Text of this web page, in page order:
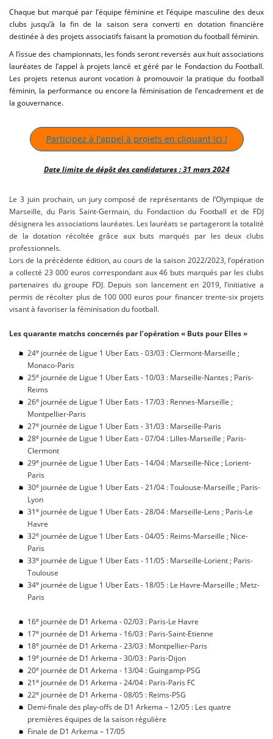
Chaque but marqué par l’équipe féminine et l’équipe masculine des deux
clubs jusqu’à la fin de la saison sera converti en dotation financière
destinée à des projets associatifs faisant la promotion du football féminin.
A l’issue des championnats, les fonds seront reversés aux huit associations
lauréates de l’appel à projets lancé et géré par le Fondaction du Football.
Les projets retenus auront vocation à promouvoir la pratique du football
féminin, la performance ou encore la féminisation de l’encadrement et de
la gouvernance.
Participez à l'appel à projets en cliquant ici !
Date limite de dépôt des candidatures : 31 mars 2024
Le 3 juin prochain, un jury composé de représentants de l’Olympique de
Marseille, du Paris Saint-Germain, du Fondaction du Football et de FDJ
désignera les associations lauréates. Les lauréats se partageront la totalité
de la dotation récoltée grâce aux buts marqués par les deux clubs
professionnels.
Lors de la précédente édition, au cours de la saison 2022/2023, l’opération
a collecté 23 000 euros correspondant aux 46 buts marqués par les clubs
partenaires du groupe FDJ. Depuis son lancement en 2019, l’initiative a
permis de récolter plus de 100 000 euros pour financer trente-six projets
visant à favoriser la féminisation du football.
Les quarante matchs concernés par l’opération « Buts pour Elles »
24e journée de Ligue 1 Uber Eats - 03/03 : Clermont-Marseille ;
Monaco-Paris
25e journée de Ligue 1 Uber Eats - 10/03 : Marseille-Nantes ; Paris-
Reims
26e journée de Ligue 1 Uber Eats - 17/03 : Rennes-Marseille ;
Montpellier-Paris
27e journée de Ligue 1 Uber Eats - 31/03 : Marseille-Paris
28e journée de Ligue 1 Uber Eats - 07/04 : Lilles-Marseille ; Paris-
Clermont
29e journée de Ligue 1 Uber Eats - 14/04 : Marseille-Nice ; Lorient-
Paris
30e journée de Ligue 1 Uber Eats - 21/04 : Toulouse-Marseille ; Paris-
Lyon
31e journée de Ligue 1 Uber Eats - 28/04 : Marseille-Lens ; Paris-Le
Havre
32e journée de Ligue 1 Uber Eats - 04/05 : Reims-Marseille ; Nice-
Paris
33e journée de Ligue 1 Uber Eats - 11/05 : Marseille-Lorient ; Paris-
Toulouse
34e journée de Ligue 1 Uber Eats - 18/05 : Le Havre-Marseille ; Metz-
Paris
16e journée de D1 Arkema - 02/03 : Paris-Le Havre
17e journée de D1 Arkema - 16/03 : Paris-Saint-Etienne
18e journée de D1 Arkema - 23/03 : Montpellier-Paris
19e journée de D1 Arkema - 30/03 : Paris-Dijon
20e journée de D1 Arkema - 13/04 : Guingamp-PSG
21e journée de D1 Arkema - 24/04 : Paris-Paris FC
22e journée de D1 Arkema - 08/05 : Reims-PSG
Demi-finale des play-offs de D1 Arkema – 12/05 : Les quatre
premières équipes de la saison régulière
Finale de D1 Arkema – 17/05